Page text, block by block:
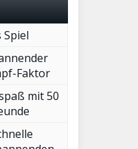
Faktor
mit 50